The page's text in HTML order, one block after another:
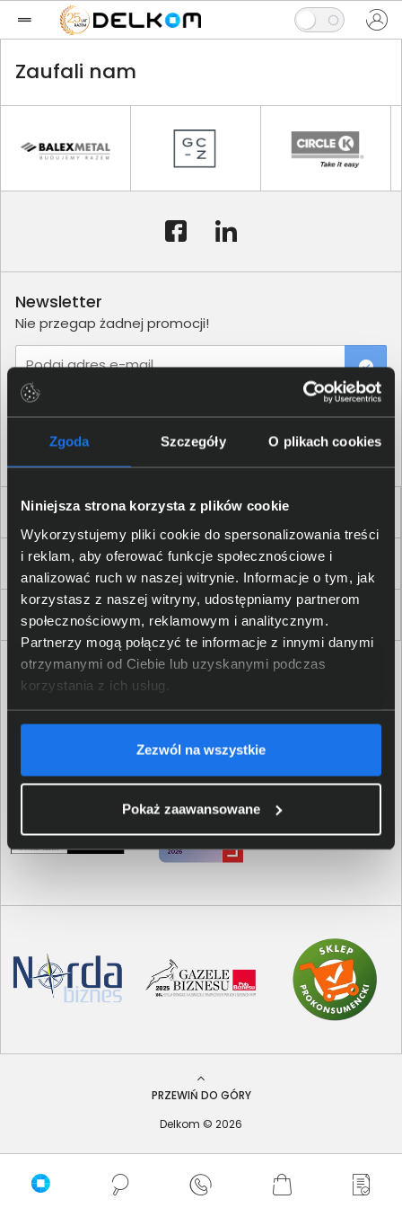
Zgoda Szczegóły O plikach cookies
Niniejsza strona korzysta z plików cookie
Wykorzystujemy pliki cookie do spersonalizowania treści
i reklam, aby oferować funkcje społecznościowe i
analizować ruch w naszej witrynie. Informacje o tym, jak
korzystasz z naszej witryny, udostępniamy partnerom
społecznościowym, reklamowym i analitycznym.
Partnerzy mogą połączyć te informacje z innymi danymi
otrzymanymi od Ciebie lub uzyskanymi podczas
korzystania z ich usług.
Zezwól na wszystkie
Pokaż zaawansowane
Zaufali nam
Dla Firm i Instytucji
Zakupy
Delkom 2000
Newsletter
Nie przegap żadnej promocji!
Podaj adres e-mail
PRZEWIŃ DO GÓRY
Delkom © 2026